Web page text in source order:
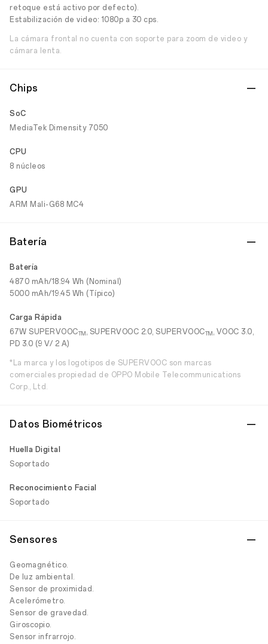
retoque está activo por defecto).
Estabilización de video: 1080p a 30 cps.
La cámara frontal no cuenta con soporte para zoom de video y
cámara lenta.
Chips
SoC
MediaTek Dimensity 7050
CPU
8 núcleos
GPU
ARM Mali-G68 MC4
Batería
Batería
4870 mAh/18.94 Wh (Nominal)
5000 mAh/19.45 Wh (Típico)
Carga Rápida
67W SUPERVOOCTM, SUPERVOOC 2.0, SUPERVOOCTM, VOOC 3.0,
PD 3.0 (9 V/ 2 A)
*La marca y los logotipos de SUPERVOOC son marcas
comerciales propiedad de OPPO Mobile Telecommunications
Corp., Ltd.
Datos Biométricos
Huella Digital
Soportado
Reconocimiento Facial
Soportado
Sensores
Geomagnético.
De luz ambiental.
Sensor de proximidad.
Acelerómetro.
Sensor de gravedad.
Giroscopio.
Sensor infrarrojo.